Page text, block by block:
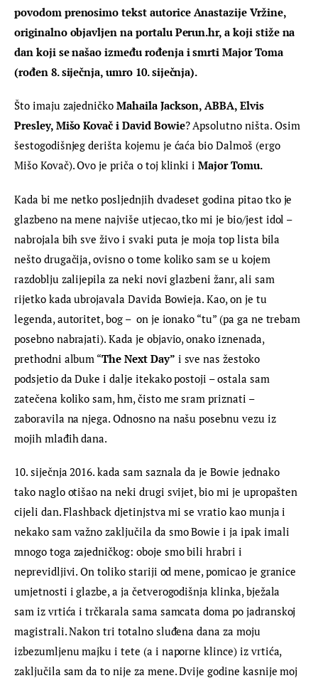
povodom prenosimo tekst autorice Anastazije Vržine,
originalno objavljen na portalu Perun.hr, a koji stiže na
dan koji se našao između rođenja i smrti Major Toma
(rođen 8. siječnja, umro 10. siječnja).
Što imaju zajedničko Mahaila Jackson, ABBA, Elvis
Presley, Mišo Kovač i David Bowie? Apsolutno ništa. Osim
šestogodišnjeg derišta kojemu je ćaća bio Dalmoš (ergo
Mišo Kovač). Ovo je priča o toj klinki i Major Tomu.
Kada bi me netko posljednjih dvadeset godina pitao tko je
glazbeno na mene najviše utjecao, tko mi je bio/jest idol –
nabrojala bih sve živo i svaki puta je moja top lista bila
nešto drugačija, ovisno o tome koliko sam se u kojem
razdoblju zalijepila za neki novi glazbeni žanr, ali sam
rijetko kada ubrojavala Davida Bowieja. Kao, on je tu
legenda, autoritet, bog –  on je ionako “tu” (pa ga ne trebam
posebno nabrajati). Kada je objavio, onako iznenada,
prethodni album “The Next Day” i sve nas žestoko
podsjetio da Duke i dalje itekako postoji – ostala sam
zatečena koliko sam, hm, čisto me sram priznati –
zaboravila na njega. Odnosno na našu posebnu vezu iz
mojih mlađih dana.
10. siječnja 2016. kada sam saznala da je Bowie jednako
tako naglo otišao na neki drugi svijet, bio mi je upropašten
cijeli dan. Flashback djetinjstva mi se vratio kao munja i
nekako sam važno zaključila da smo Bowie i ja ipak imali
mnogo toga zajedničkog: oboje smo bili hrabri i
neprevidljivi. On toliko stariji od mene, pomicao je granice
umjetnosti i glazbe, a ja četverogodišnja klinka, bježala
sam iz vrtića i trčkarala sama samcata doma po jadranskoj
magistrali. Nakon tri totalno sluđena dana za moju
izbezumljenu majku i tete (a i naporne klince) iz vrtića,
zaključila sam da to nije za mene. Dvije godine kasnije moj